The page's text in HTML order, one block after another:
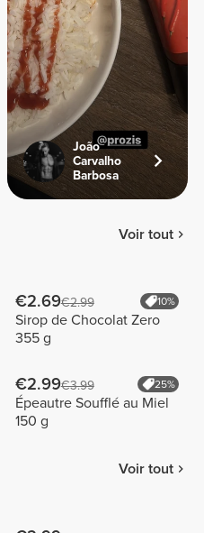
João
Carvalho
Barbosa
Voir tout
€2.69€2.99 10%
Sirop de Chocolat Zero
355 g
€2.99€3.99 25%
Épeautre Soufflé au Miel
150 g
Voir tout